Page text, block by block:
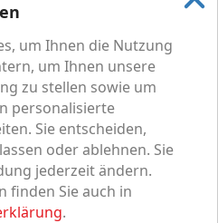
Katze
Nagetier
um Ihnen die Nutzung
um Ihnen unsere
zu stellen sowie um
personalisierte
Sie entscheiden,
oder ablehnen. Sie
jederzeit ändern.
finden Sie auch in
.